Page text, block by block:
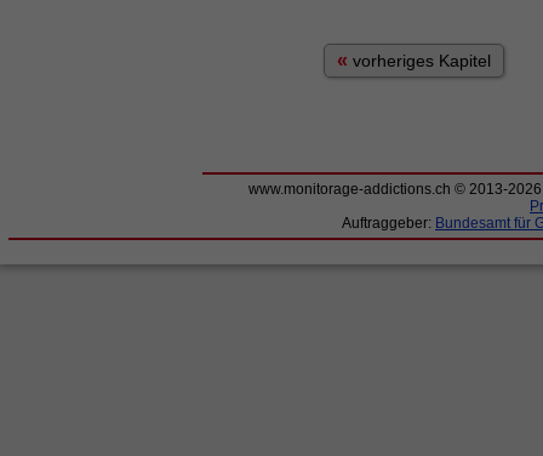
« vorheriges Kapitel
www.monitorage-addictions.ch © 2013-
Auftraggeber: Bundesamt für